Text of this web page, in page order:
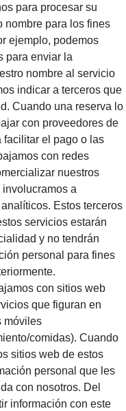
para procesar su
nombre para los fines
ejemplo, podemos
para enviar la
nombre al servicio
indicar a terceros que
Cuando una reserva lo
con proveedores de
facilitar el pago o las
con redes
nuestros
a
Estos terceros
servicios estarán
y no tendrán
personal para fines
con sitios web
que figuran en
móviles
comidas). Cuando
sitios web de estos
personal que les
con nosotros. Del
información con este